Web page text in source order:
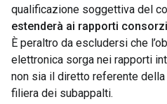
qualificazione soggettiva del
estenderà ai rapporti
È peraltro da escludersi che
elettronica sorga nei rapporti
non sia il diretto referente
filiera dei subappalti.